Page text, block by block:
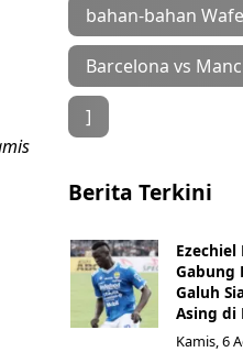
bahan-bahan
Barcelona vs
]
Berita Terkini
Gabung
Galuh
Asing di
Kamis, 6